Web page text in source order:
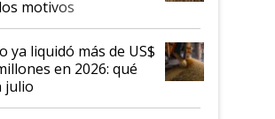
motivos
ya liquidó más de US$
en 2026: qué
julio